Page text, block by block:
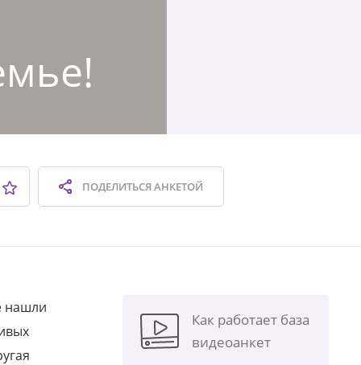
ПОДЕЛИТЬСЯАНКЕТОЙ
нашли
Как работает база
видеоанкет